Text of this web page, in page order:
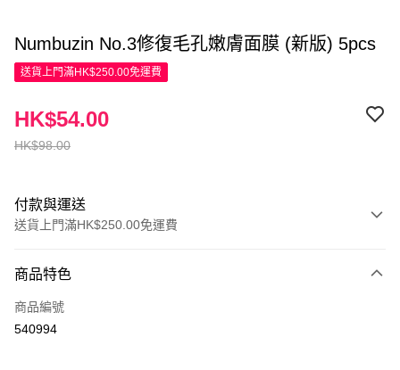
Numbuzin No.3修復毛孔嫩膚面膜 (新版) 5pcs
送貨上門滿HK$250.00免運費
HK$98.00
HK$54.00
付款與運送
送貨上門滿HK$250.00免運費
信用卡
Apple Pay
商品特色
商品編號
540994